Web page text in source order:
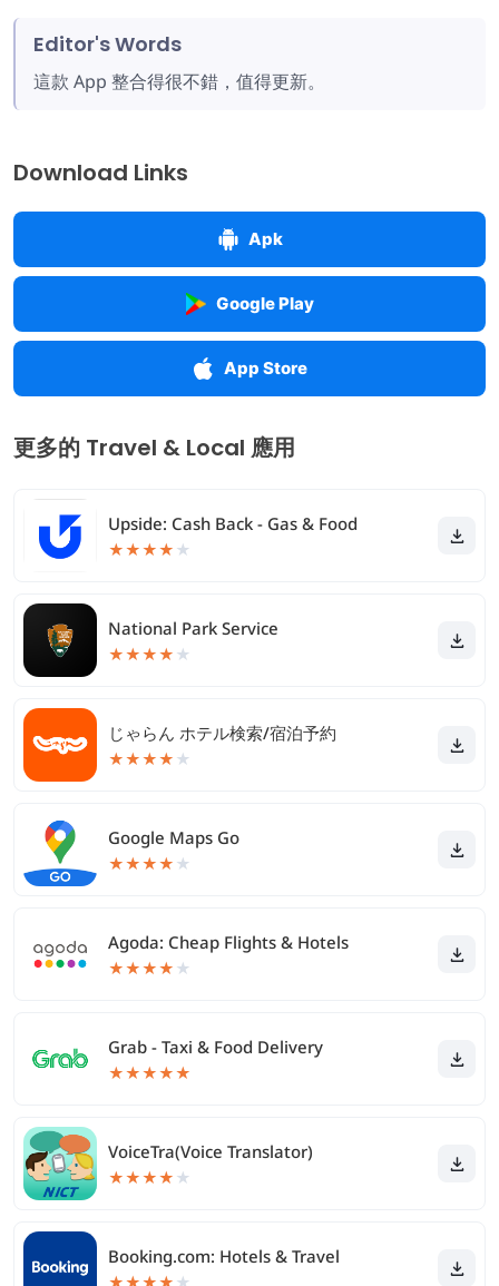
Editor's Words
這款 App 整合得很不錯，值得更新。
Download Links
Apk
Google Play
App Store
更多的 Travel & Local 應用
Upside: Cash Back - Gas & Food
★★★★ ★
National Park Service
★★★★ ★
じゃらん ホテル検索/宿泊予約
★★★★ ★
Google Maps Go
★★★★ ★
Agoda: Cheap Flights & Hotels
★★★★ ★
Grab - Taxi & Food Delivery
★★★★★
VoiceTra(Voice Translator)
★★★★ ★
Booking.com: Hotels & Travel
★★★★ ★